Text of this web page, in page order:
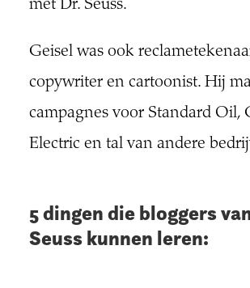
met Dr. Seuss.
Geisel was ook
copywriter en cartoonist. Hij
campagnes voor Standard Oil,
Electric en tal van andere
5 dingen die bloggers
Seuss kunnen leren: